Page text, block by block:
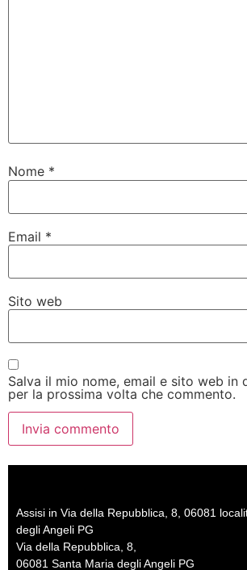
Nome *
Email *
Sito web
Salva il mio nome, email e sito web in
per la prossima volta che commento.
Assisi in Via della Repubblica, 8, 06081
degli Angeli PG
Via della Repubblica, 8,
06081 Santa Maria degli Angeli PG